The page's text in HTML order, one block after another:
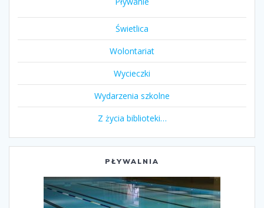
Świetlica
Wolontariat
Wycieczki
Wydarzenia szkolne
Z życia biblioteki…
PŁYWALNIA